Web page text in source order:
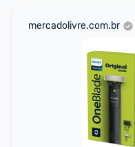
mercadolivre.com.br